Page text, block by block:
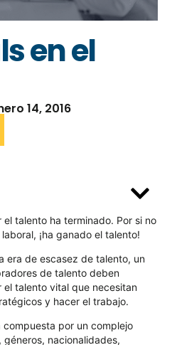
en el
14, 2016
talento ha terminado. Por si no
¡ha ganado el talento!
era de escasez de talento, un
de talento deben
talento vital que necesitan
y hacer el trabajo.
por un complejo
nacionalidades,